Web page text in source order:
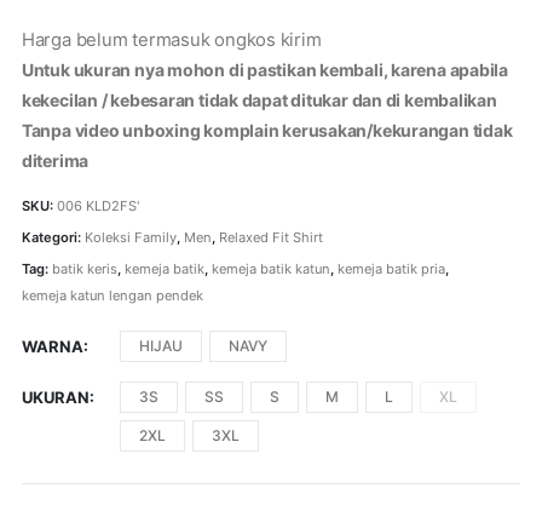
Harga belum termasuk ongkos kirim
Untuk ukuran nya mohon di pastikan kembali, karena apabila
kekecilan / kebesaran tidak dapat ditukar dan di kembalikan
Tanpa video unboxing komplain kerusakan/kekurangan tidak
diterima
SKU: 006 KLD2FS'
Kategori: Koleksi Family, Men Relaxed Fit Shirt
Tag: batik keris, kemeja batik, kemeja batik katun kemeja batik pria,
kemeja katun lengan pendek
WARNA HIJAU NAVY
UKURAN 3S SS S M L XL
2XL 3XL